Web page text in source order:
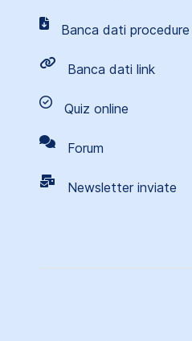
Banca dati procedure
Banca dati link
Quiz online
Forum
Newsletter inviate